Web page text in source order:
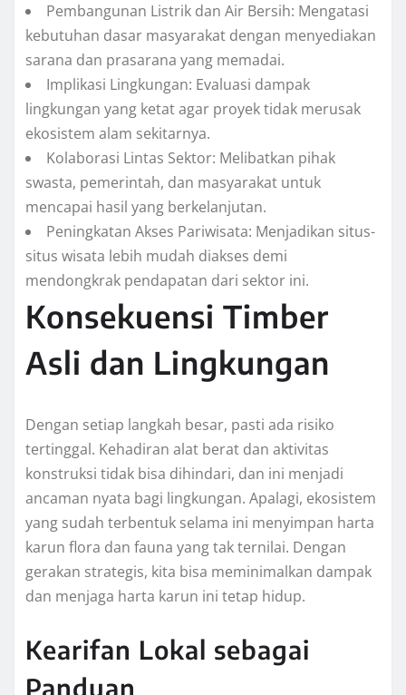
Pembangunan Listrik dan Air Bersih: Mengatasi
kebutuhan dasar masyarakat dengan menyediakan
sarana dan prasarana yang memadai.
Implikasi Lingkungan: Evaluasi dampak
lingkungan yang ketat agar proyek tidak merusak
ekosistem alam sekitarnya.
Kolaborasi Lintas Sektor: Melibatkan pihak
swasta, pemerintah, dan masyarakat untuk
mencapai hasil yang berkelanjutan.
Peningkatan Akses Pariwisata: Menjadikan situs-
situs wisata lebih mudah diakses demi
mendongkrak pendapatan dari sektor ini.
Konsekuensi Timber
Asli dan Lingkungan
Dengan setiap langkah besar, pasti ada risiko
tertinggal. Kehadiran alat berat dan aktivitas
konstruksi tidak bisa dihindari, dan ini menjadi
ancaman nyata bagi lingkungan. Apalagi, ekosistem
yang sudah terbentuk selama ini menyimpan harta
karun flora dan fauna yang tak ternilai. Dengan
gerakan strategis, kita bisa meminimalkan dampak
dan menjaga harta karun ini tetap hidup.
Kearifan Lokal sebagai
Panduan